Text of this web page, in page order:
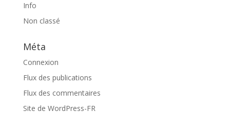
Info
Non classé
Méta
Connexion
Flux des publications
Flux des commentaires
Site de WordPress-FR